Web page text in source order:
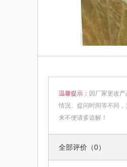
温馨提示： 因厂家更改
情况、提问时间等不同
来不便请多谅解！
全部评价（0）